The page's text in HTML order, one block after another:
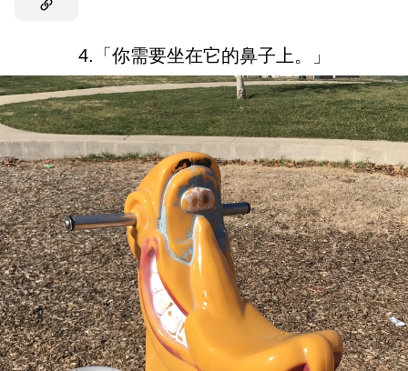
4.「你需要坐在它的鼻子上。」